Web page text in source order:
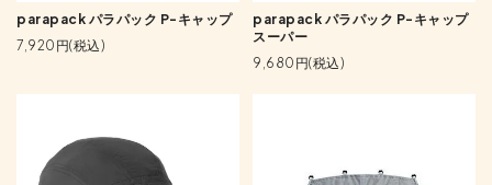
parapack パラパック P-キャップ
7,920円(税込)
parapack パラパック P-キャップ
スーパー
9,680円(税込)